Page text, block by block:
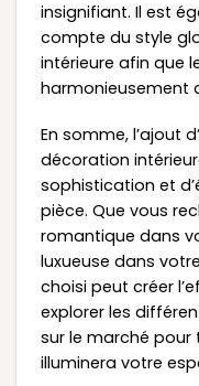
insignifiant. Il est
compte du style
intérieure afin que
harmonieusement
En somme, l’ajout
décoration
sophistication et
pièce. Que vous
romantique dans
luxueuse dans
choisi peut créer
explorer les
sur le marché pour
illuminera votre